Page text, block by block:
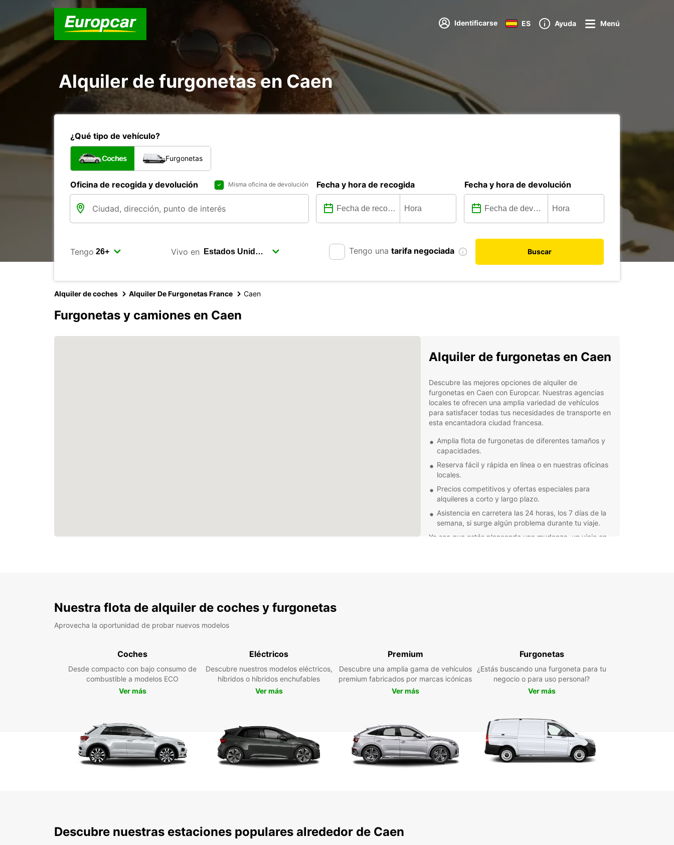
Identificarse ES Ayuda Menú
Alquiler de furgonetas en Caen
¿Qué tipo de vehículo?
Coches Furgonetas
Oficina de recogida y devolución Misma oficina de devolución Fecha y hora de recogida Fecha y hora de devolución
Tengo Vivo en Tengo una tarifa negociada Buscar
Alquiler de coches Alquiler De Furgonetas France Caen
Furgonetas y camiones en Caen
Alquiler de furgonetas en Caen
Descubre las mejores opciones de alquiler de
furgonetas en Caen con Europcar. Nuestras agencias
locales te ofrecen una amplia variedad de vehículos
para satisfacer todas tus necesidades de transporte en
esta encantadora ciudad francesa.
Amplia flota de furgonetas de diferentes tamaños y
capacidades.
Reserva fácil y rápida en línea o en nuestras oficinas
locales.
Precios competitivos y ofertas especiales para
alquileres a corto y largo plazo.
Asistencia en carretera las 24 horas, los 7 días de la
semana, si surge algún problema durante tu viaje.
Ya sea que estés planeando una mudanza, un viaje en
Nuestra flota de alquiler de coches y furgonetas
Aprovecha la oportunidad de probar nuevos modelos
Coches
Desde compacto con bajo consumo de
combustible a modelos ECO
Ver más
Eléctricos
Descubre nuestros modelos eléctricos,
híbridos o híbridos enchufables
Ver más
Premium
Descubre una amplia gama de vehículos
premium fabricados por marcas icónicas
Ver más
Furgonetas
¿Estás buscando una furgoneta para tu
negocio o para uso personal?
Ver más
Descubre nuestras estaciones populares alrededor de Caen